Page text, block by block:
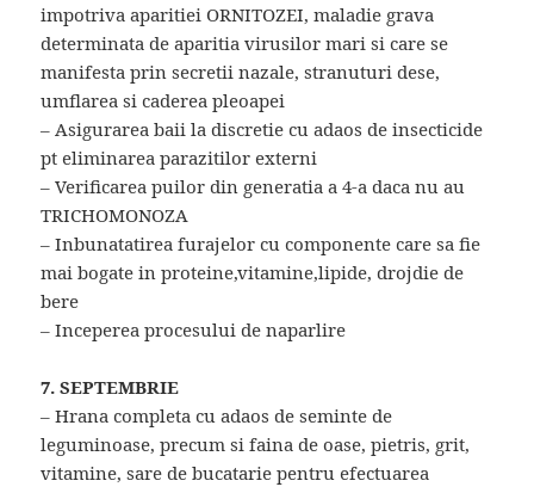
impotriva aparitiei ORNITOZEI, maladie grava
determinata de aparitia virusilor mari si care se
manifesta prin secretii nazale, stranuturi dese,
umflarea si caderea pleoapei
– Asigurarea baii la discretie cu adaos de insecticide
pt eliminarea parazitilor externi
– Verificarea puilor din generatia a 4-a daca nu au
TRICHOMONOZA
– Inbunatatirea furajelor cu componente care sa fie
mai bogate in proteine,vitamine,lipide, drojdie de
bere
– Inceperea procesului de naparlire
7. SEPTEMBRIE
– Hrana completa cu adaos de seminte de
leguminoase, precum si faina de oase, pietris, grit,
vitamine, sare de bucatarie pentru efectuarea